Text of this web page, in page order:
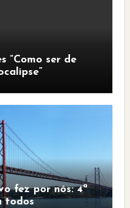
“Como ser de
fez por nós: 4ª
todos